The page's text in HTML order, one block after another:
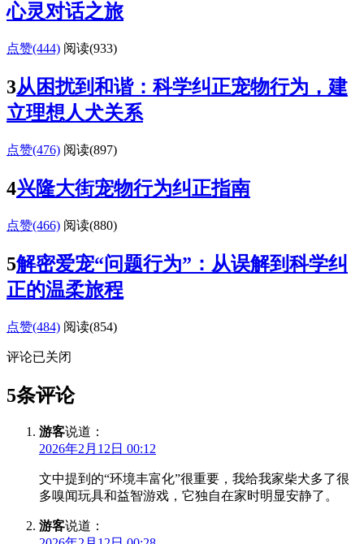
心灵对话之旅
点赞(444) 阅读(933)
3从困扰到和谐：科学纠正宠物行为，建
立理想人犬关系
点赞(476) 阅读(897)
4兴隆大街宠物行为纠正指南
点赞(466) 阅读(880)
5解密爱宠“问题行为”：从误解到科学纠
正的温柔旅程
点赞(484) 阅读(854)
评论已关闭
5条评论
游客说道：
2026年2月12日 00:12
文中提到的“环境丰富化”很重要，我给我家柴犬多了很
多嗅闻玩具和益智游戏，它独自在家时明显安静了。
游客说道：